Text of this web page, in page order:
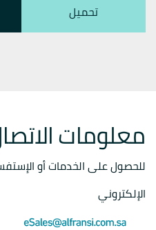
تحميل
معلومات
للحصول على الخدمات أو
الإلكتروني